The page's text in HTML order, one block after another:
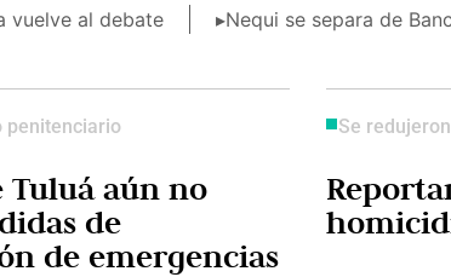
vuelve al debate
▸Nequi se separa de
penitenciario
Tuluá aún no
de
de emergencias
Se